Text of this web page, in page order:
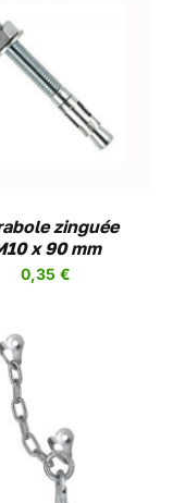
zinguée
x 90 mm
0,35 €